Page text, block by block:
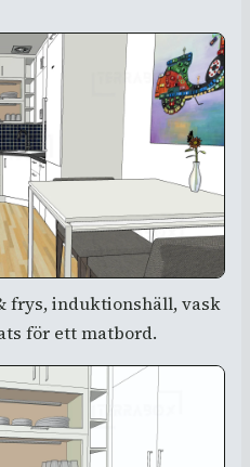
frys, induktionshäll, vask
för ett matbord.